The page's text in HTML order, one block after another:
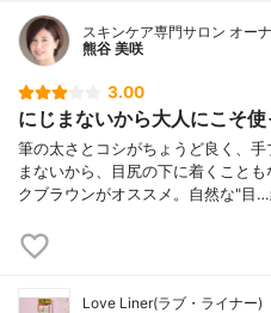
スキンケア専門サロン オー
熊谷 美咲
3.00
にじまないから大人にこそ使
筆の太さとコシがちょうど良く、
まないから、目尻の下に着くこと
クブラウンがオススメ。自然な"目…
Love Liner(ラブ・ライナー)